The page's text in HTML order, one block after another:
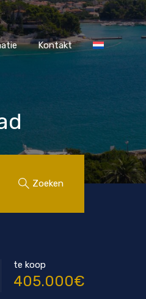
Kontakt
Kontakt
Zoeken
te koop
405.000€